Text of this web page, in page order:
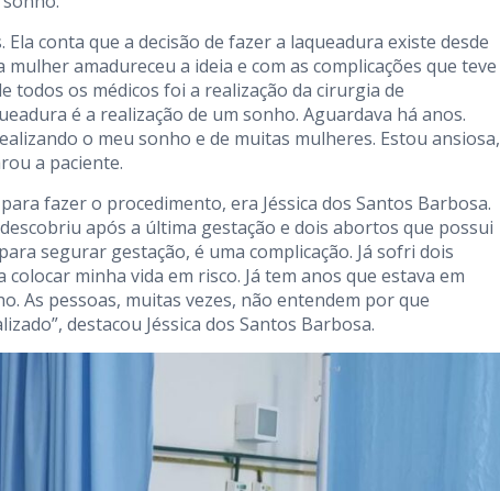
conta que a decisão de fazer a laqueadura existe desde
amadureceu a ideia e com as complicações que teve
todos os médicos foi a realização da cirurgia de
é a realização de um sonho. Aguardava há anos.
o meu sonho e de muitas mulheres. Estou ansiosa,
a paciente.
fazer o procedimento, era Jéssica dos Santos Barbosa.
após a última gestação e dois abortos que possui
segurar gestação, é uma complicação. Já sofri dois
minha vida em risco. Já tem anos que estava em
As pessoas, muitas vezes, não entendem por que
destacou Jéssica dos Santos Barbosa.